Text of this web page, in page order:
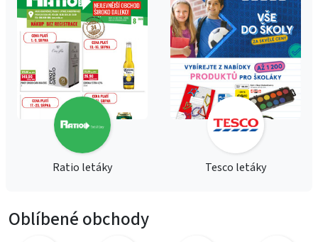
Ratio letáky Tesco letáky
Oblíbené obchody